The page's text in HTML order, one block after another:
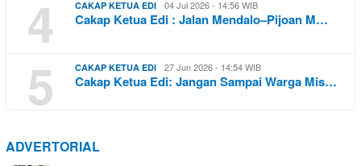
4 CAKAP KETUA EDI 04 Jul 2026 - 14:56 WIB
Cakap Ketua Edi : Jalan Mendalo–Pijoan M…
5 CAKAP KETUA EDI 27 Jun 2026 - 14:54 WIB
Cakap Ketua Edi: Jangan Sampai Warga Mis…
ADVERTORIAL